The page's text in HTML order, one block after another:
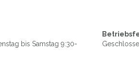
bis Samstag 9:30-